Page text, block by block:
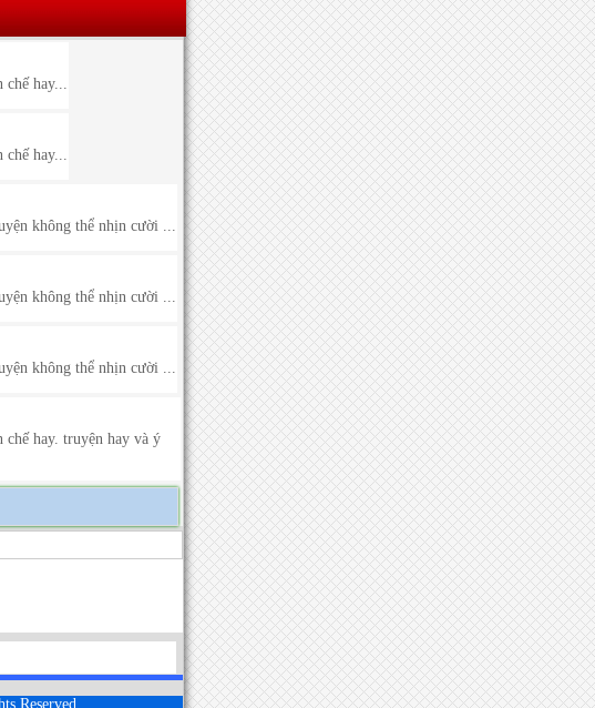
hay...
hay...
không thể nhịn cười ...
không thể nhịn cười ...
không thể nhịn cười ...
hay. truyện hay và ý
Reserved